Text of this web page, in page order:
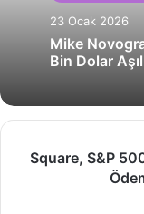
23 Ocak 2026
Mike
Bin Dolar
S&PSquare, S&P